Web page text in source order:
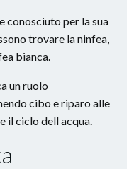
conosciuto per la sua
trovare la ninfea,
bianca.
un ruolo
cibo e riparo alle
il ciclo dell acqua.